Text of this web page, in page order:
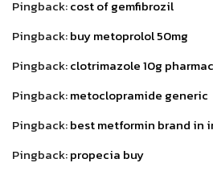
Pingback:cost of gemfibrozil
Pingback:buy metoprolol 50mg
Pingback:clotrimazole 10g
Pingback:metoclopramide generic
Pingback:best metformin brand in
Pingback:propecia buy